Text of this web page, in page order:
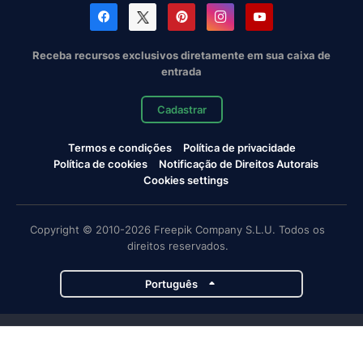
Receba recursos exclusivos diretamente em sua caixa de
entrada
Cadastrar
Termos e condições
Política de privacidade
Política de cookies
Notificação de Direitos Autorais
Cookies settings
Copyright © 2010-2026 Freepik Company S.L.U. Todos os
direitos reservados.
Português